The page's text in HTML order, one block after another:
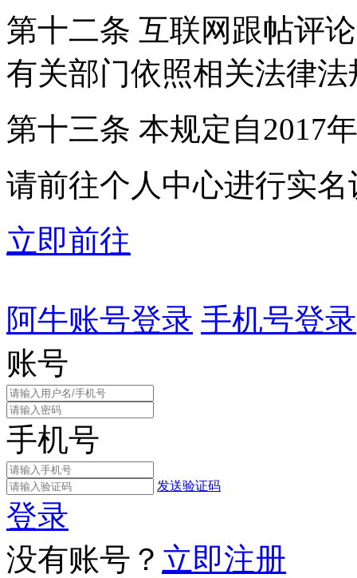
第十二条 互联网跟帖评
有关部门依照相关法律
第十三条 本规定自2017
请前往个人中心进行实名
立即前往
阿牛账号登录 手机号登录
账号
手机号
发送验证码
登录
没有账号？ 立即注册